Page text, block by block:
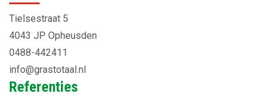
Tielsestraat 5
4043 JP Opheusden
0488-442411
info@grastotaal.nl
Referenties